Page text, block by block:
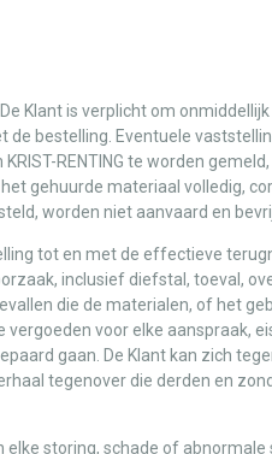
Klant is verplicht om
bestelling. Eventuele
RENTING te worden
gehuurde materiaal volledig,
worden niet aanvaard en
tot en met de effectieve
inclusief diefstal, toeval,
die de materialen, of het
vergoeden voor elke
gaan. De Klant kan zich
tegenover die derden en
elke storing, schade of